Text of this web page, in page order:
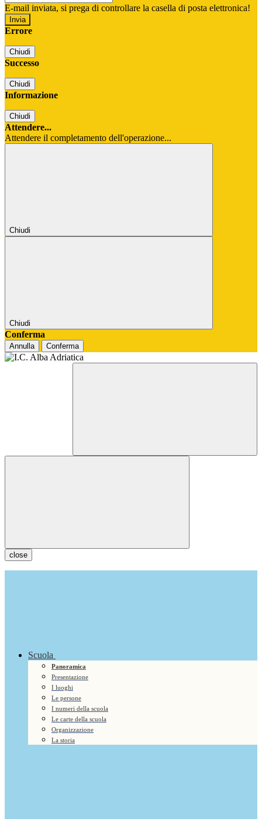
E-mail inviata, si prega di controllare la casella di posta elettronica!
Errore
Chiudi
Successo
Chiudi
Informazione
Chiudi
Attendere...
Attendere il completamento dell'operazione...
Chiudi
Chiudi
Conferma
Annulla Conferma
close
Scuola
Panoramica
Presentazione
I luoghi
Le persone
I numeri della scuola
Le carte della scuola
Organizzazione
La storia